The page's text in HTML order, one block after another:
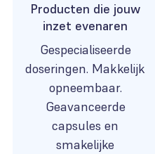
Gespecialiseerde
doseringen. Makkelijk
opneembaar.
Geavanceerde
capsules en
smakelijke
Producten die jouw
inzet evenaren